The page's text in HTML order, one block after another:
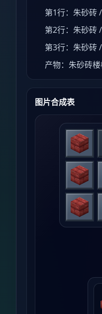
第1行：朱砂砖
第2行：朱砂砖
第3行：朱砂砖
产物：朱砂砖
图片合成表